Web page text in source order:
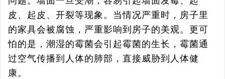
皮、起皮、开裂等现象。当情况严重时，房子里
的家具会被腐蚀，严重影响到房子的美观。更可
怕的是，潮湿的霉菌会引起霉菌的生长，霉菌通
过空气传播到人体的肺部，直接威胁到人体健
康。